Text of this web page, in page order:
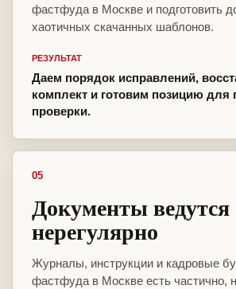
фастфуда в Москве и подготовить
хаотичных скачанных шаблонов.
РЕЗУЛЬТАТ
Даем порядок исправлений,
комплект и готовим позицию для
проверки.
05
Документы ведутся
нерегулярно
Журналы, инструкции и кадровые
фастфуда в Москве есть частично,